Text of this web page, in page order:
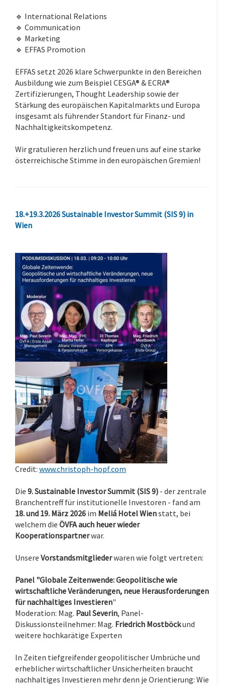
🔹 International Relations
🔹 Communication
🔹 Marketing
🔹 EFFAS Promotion
EFFAS setzt 2026 klare Schwerpunkte in den Bereichen
Ausbildung wie zum Beispiel CESGA® & ECRA®
Zertifizierungen, Thought Leadership sowie der
Stärkung des europäischen Kapitalmarkts und Europa
insgesamt als führender Standort für Finanz- und
Nachhaltigkeitskompetenz.
Wir gratulieren herzlich und freuen uns auf eine starke
österreichische Stimme in den europäischen Gremien!
18.+19.3.2026 Sustainable Investor Summit (SIS 9) in
Wien
Credit: www.christoph-hopf.com
Die 9. Sustainable Investor Summit (SIS 9) - der zentrale
Branchentreff für institutionelle Investoren - fand am
18. und 19. März 2026 im Meliá Hotel Wienstatt, bei
welchem die ÖVFA auch heuer wieder
Kooperationspartnerwar.
Unsere Vorstandsmitgliederwaren wie folgt vertreten:
Panel "Globale Zeitenwende: Geopolitische wie
wirtschaftliche Veränderungen, neue Herausforderungen
für nachhaltiges Investieren"
Moderation: Mag. Paul Severin, Panel-
Diskussionsteilnehmer: Mag. Friedrich Mostböckund
weitere hochkarätige Experten
In Zeiten tiefgreifender geopolitischer Umbrüche und
erheblicher wirtschaftlicher Unsicherheiten braucht
nachhaltiges Investieren mehr denn je Orientierung: Wie